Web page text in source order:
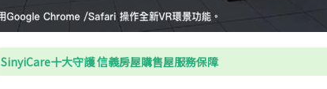
SinyiCare十大守護 信義房屋購售屋服務保障